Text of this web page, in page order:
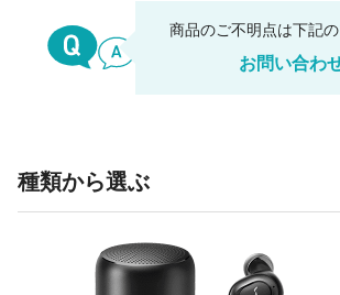
商品のご不明点は下記
お問い合わ
種類から選ぶ